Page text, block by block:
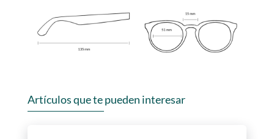
Artículos que te pueden interesar